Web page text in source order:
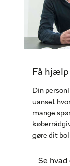
Få
Din
uanset
mange
gøre dit
Se